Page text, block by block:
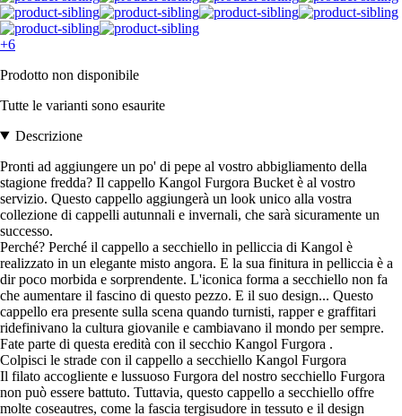
+6
Prodotto non disponibile
Tutte le varianti sono esaurite
Descrizione
Pronti ad aggiungere un po' di pepe al vostro abbigliamento della
stagione fredda? Il cappello Kangol Furgora Bucket è al vostro
servizio. Questo cappello aggiungerà un look unico alla vostra
collezione di cappelli autunnali e invernali, che sarà sicuramente un
successo.
Perché? Perché il cappello a secchiello in pelliccia di Kangol è
realizzato in un elegante misto angora. E la sua finitura in pelliccia è a
dir poco morbida e sorprendente. L'iconica forma a secchiello non fa
che aumentare il fascino di questo pezzo. E il suo design... Questo
cappello era presente sulla scena quando turnisti, rapper e graffitari
ridefinivano la cultura giovanile e cambiavano il mondo per sempre.
Fate parte di questa eredità con il secchio Kangol Furgora .
Colpisci le strade con il cappello a secchiello Kangol Furgora
Il filato accogliente e lussuoso Furgora del nostro secchiello Furgora
non può essere battuto. Tuttavia, questo cappello a secchiello offre
molte coseautres, come la fascia tergisudore in tessuto e il design